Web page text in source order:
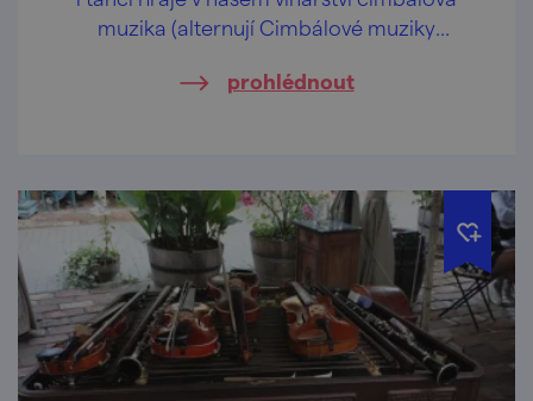
muzika (alternují Cimbálové muziky
prohlédnout